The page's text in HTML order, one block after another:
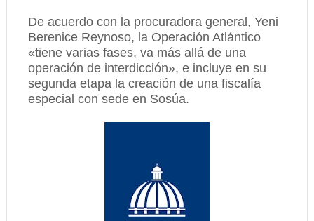
De acuerdo con la procuradora general, Yeni
Berenice Reynoso, la Operación Atlántico
«tiene varias fases, va más allá de una
operación de interdicción», e incluye en su
segunda etapa la creación de una fiscalía
especial con sede en Sosúa.